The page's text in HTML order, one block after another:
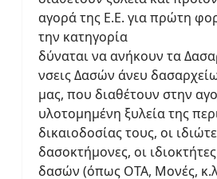
αγορά της Ε.Ε. για πρώτη
την κατηγορία
δύναται να ανήκουν τα
νσεις Δασών άνευ
μας, που διαθέτουν στην
υλοτομημένη ξυλεία της
δικαιοδοσίας τους, οι
δασοκτήμονες, οι
δασών (όπως ΟΤΑ, Μονές,